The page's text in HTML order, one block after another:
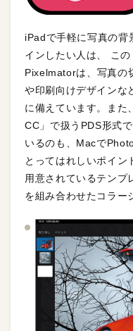
iPadで手軽に写真の背
インしたい人は、 こ
Pixelmatorは、写真の
や印刷向けデザインな
に備えています。ま
CC」で扱うPDS形式
いるのも、Macで
とってはれしいポイン
用意されているテンプ
を組み合わせたコラー